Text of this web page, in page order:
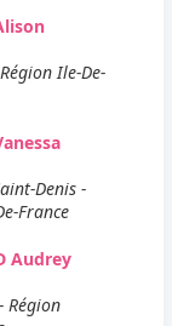
Ile-De-
Denis -
France
Audrey
Région